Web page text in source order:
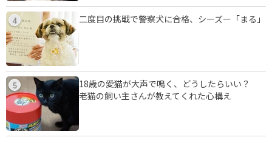
4 二度目の挑戦で警察犬に合格、シーズー「まる」
5
18歳の愛猫が大声で鳴く、どうしたらいい？
老猫の飼い主さんが教えてくれた心構え